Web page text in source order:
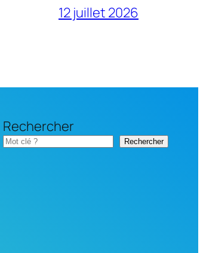
12 juillet 2026
Rechercher
Rechercher